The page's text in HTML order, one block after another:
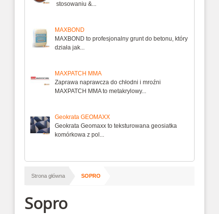
stosowaniu &...
MAXBOND
MAXBOND to profesjonalny grunt do betonu, który
działa jak...
MAXPATCH MMA
Zaprawa naprawcza do chłodni i mroźni
MAXPATCH MMA to metakrylowy...
Geokrata GEOMAXX
Geokrata Geomaxx to teksturowana geosiatka
komórkowa z pol...
Strona główna SOPRO
Sopro